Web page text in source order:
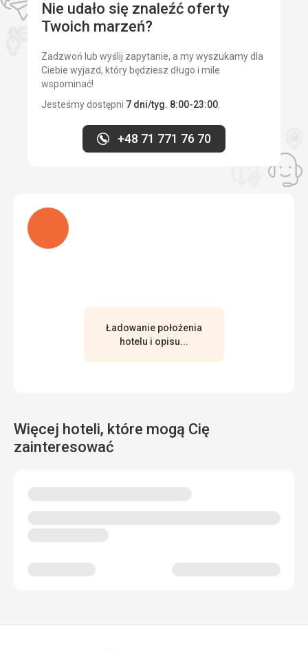
Nie udało się znaleźć oferty
Twoich marzeń?
Zadzwoń lub wyślij zapytanie, a my wyszukamy dla
Ciebie wyjazd, który będziesz długo i mile
wspominać!
Jesteśmy dostępni 7 dni/tyg. 8:00-23:00
+48 71 771 76 70
Ładuję
Ładowanie położenia
hotelu i opisu...
Więcej hoteli, które mogą Cię
zainteresować